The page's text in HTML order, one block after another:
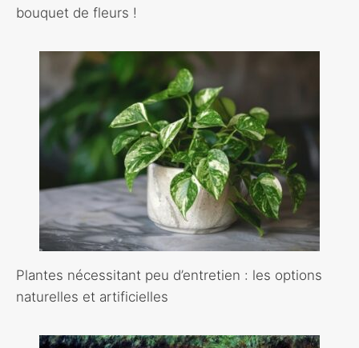
bouquet de fleurs !
Plantes nécessitant peu d’entretien : les options
naturelles et artificielles